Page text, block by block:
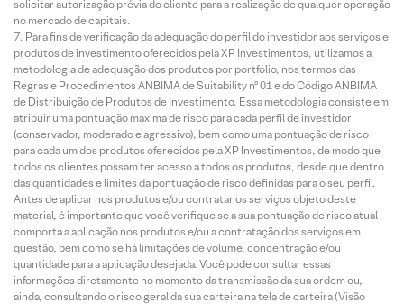
solicitar autorização prévia do cliente para a realização de qualquer operação
no mercado de capitais.
Para fins de verificação da adequação do perfil do investidor aos serviços e
produtos de investimento oferecidos pela XP Investimentos, utilizamos a
metodologia de adequação dos produtos por portfólio, nos termos das
Regras e Procedimentos ANBIMA de Suitability nº 01 e do Código ANBIMA
de Distribuição de Produtos de Investimento. Essa metodologia consiste em
atribuir uma pontuação máxima de risco para cada perfil de investidor
(conservador, moderado e agressivo), bem como uma pontuação de risco
para cada um dos produtos oferecidos pela XP Investimentos, de modo que
todos os clientes possam ter acesso a todos os produtos, desde que dentro
das quantidades e limites da pontuação de risco definidas para o seu perfil.
Antes de aplicar nos produtos e/ou contratar os serviços objeto deste
material, é importante que você verifique se a sua pontuação de risco atual
comporta a aplicação nos produtos e/ou a contratação dos serviços em
questão, bem como se há limitações de volume, concentração e/ou
quantidade para a aplicação desejada. Você pode consultar essas
informações diretamente no momento da transmissão da sua ordem ou,
ainda, consultando o risco geral da sua carteira na tela de carteira (Visão